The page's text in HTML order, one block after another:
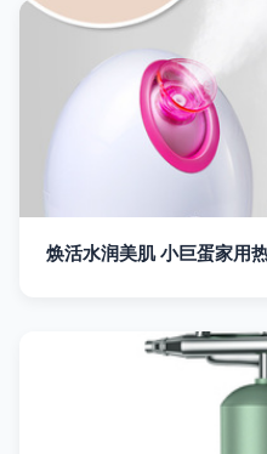
焕活水润美肌 小巨蛋家用